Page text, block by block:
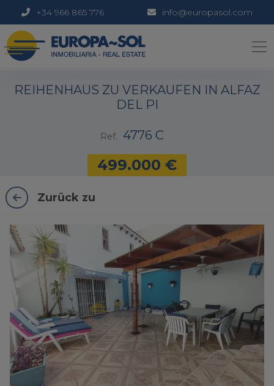
+34 966 865 776 info@europasol.com
REIHENHAUS ZU VERKAUFEN IN ALFAZ
DEL PI
Ref. 4776 C
499.000 €
Zurück zu
1 / 21